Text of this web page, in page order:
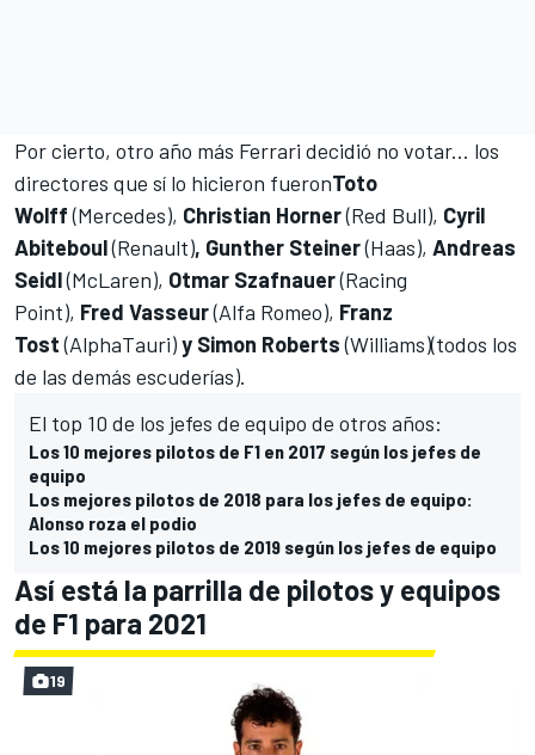
Por cierto, otro año más Ferrari decidió no votar... los
directores que sí lo hicieron fueronToto
Wolff(Mercedes), Christian Horner(Red Bull), Cyril
Abiteboul(Renault), Gunther Steiner(Haas), Andreas
Seidl(McLaren), Otmar Szafnauer(Racing
Point), Fred Vasseur(Alfa Romeo), Franz
Tost(AlphaTauri)y Simon Roberts(Williams)(todos los
de las demás escuderías).
El top 10 de los jefes de equipo de otros años:
Los 10 mejores pilotos de F1 en 2017 según los jefes de
equipo
Los mejores pilotos de 2018 para los jefes de equipo:
Alonso roza el podio
Los 10 mejores pilotos de 2019 según los jefes de equipo
Así está la parrilla de pilotos y equipos
de F1 para 2021
19